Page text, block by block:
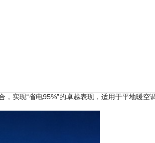
实现“省电95%”的卓越表现，适用于平地暖空